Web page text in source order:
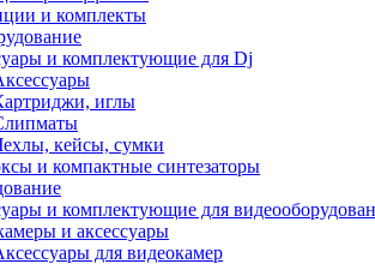
и комплекты
и комплектующие для Dj
иглы
кейсы, сумки
и компактные синтезаторы
и комплектующие для
и аксессуары
для видеокамер